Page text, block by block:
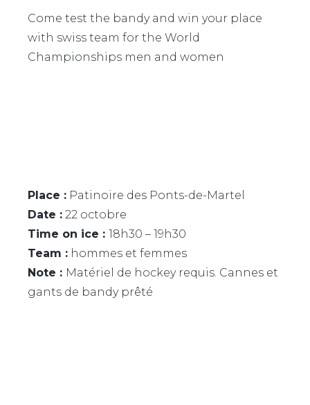
Come test the bandy and win your place
with swiss team for the World
Championships men and women
Place : Patinoire des Ponts-de-Martel
Date : 22 octobre
Time on ice : 18h30 – 19h30
Team : hommes et femmes
Note : Matériel de hockey requis. Cannes et
gants de bandy prêté